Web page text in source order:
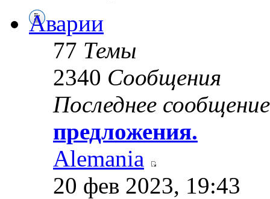
Аварии
77 Темы
2340 Сообщения
Последнее сообщение
предложения.
Alemania
20 фев 2023, 19:43